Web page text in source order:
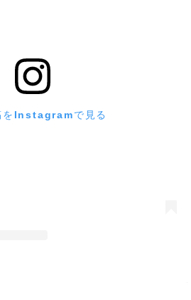
をInstagramで見る